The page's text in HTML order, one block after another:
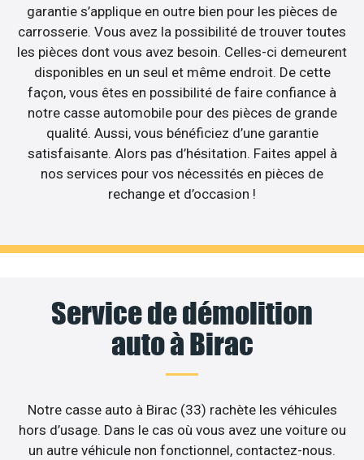
garantie s’applique en outre bien pour les pièces de
carrosserie. Vous avez la possibilité de trouver toutes
les pièces dont vous avez besoin. Celles-ci demeurent
disponibles en un seul et même endroit. De cette
façon, vous êtes en possibilité de faire confiance à
notre casse automobile pour des pièces de grande
qualité. Aussi, vous bénéficiez d’une garantie
satisfaisante. Alors pas d’hésitation. Faites appel à
nos services pour vos nécessités en pièces de
rechange et d’occasion !
Service de démolition
auto à Birac
Notre casse auto à Birac (33) rachète les véhicules
hors d’usage. Dans le cas où vous avez une voiture ou
un autre véhicule non fonctionnel, contactez-nous.